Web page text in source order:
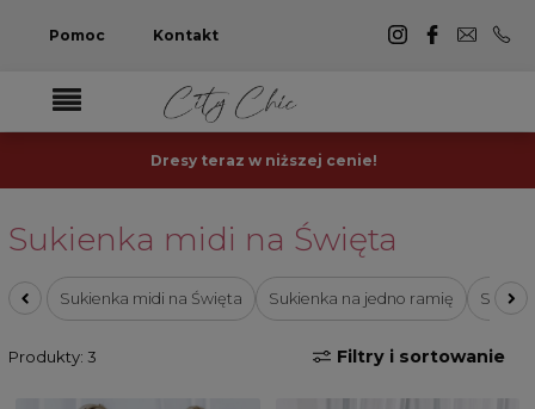
Pomoc Kontakt
Dresy teraz w niższej cenie!
Sukienka midi na Święta
Sukienka midi na Święta Sukienka na jedno ramię
Produkty: 3 Filtry i sortowanie